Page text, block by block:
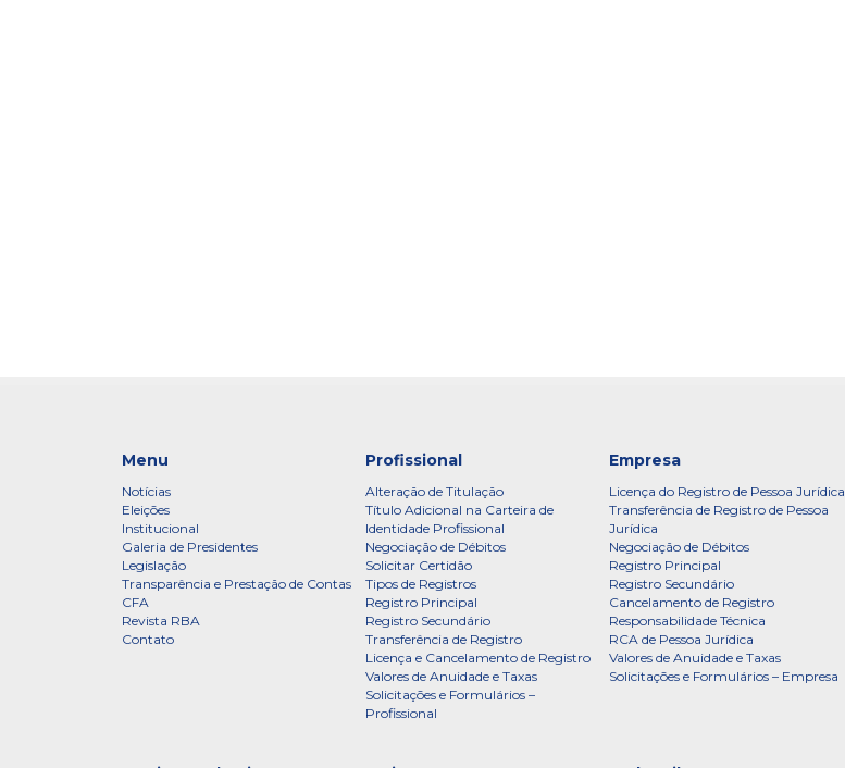
Menu
Notícias
Eleições
Institucional
Galeria de Presidentes
Legislação
Transparência e Prestação de Contas
CFA
Revista RBA
Contato
Profissional
Alteração de Titulação
Título Adicional na Carteira de
Identidade Profissional
Negociação de Débitos
Solicitar Certidão
Tipos de Registros
Registro Principal
Registro Secundário
Transferência de Registro
Licença e Cancelamento de Registro
Valores de Anuidade e Taxas
Solicitações e Formulários –
Profissional
Empresa
Licença do Registro de Pessoa Jurídica
Transferência de Registro de Pessoa
Jurídica
Negociação de Débitos
Registro Principal
Registro Secundário
Cancelamento de Registro
Responsabilidade Técnica
RCA de Pessoa Jurídica
Valores de Anuidade e Taxas
Solicitações e Formulários – Empresa